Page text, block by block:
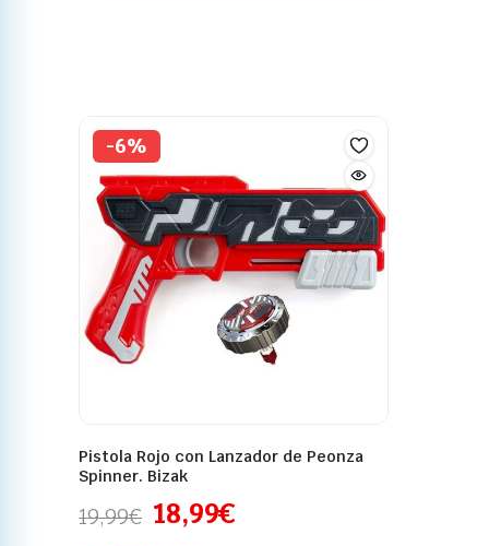
-6%
Pistola Rojo con Lanzador de Peonza
Spinner. Bizak
19,99€ 18,99€